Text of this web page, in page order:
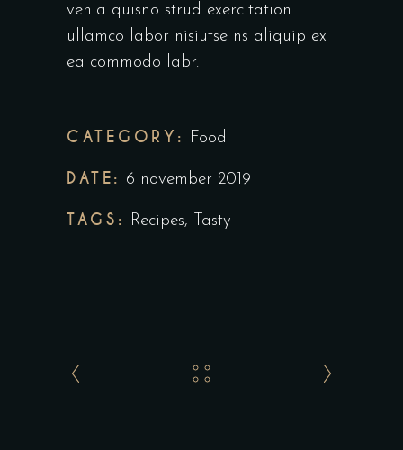
venia quisno strud exercitation
ullamco labor nisiutse ns aliquip ex
ea commodo labr.
CATEGORY: Food
DATE: 6 november 2019
TAGS: Recipes, Tasty